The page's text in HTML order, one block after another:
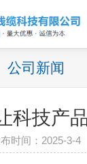
公司新闻
科技产品
时间：2025-3-4